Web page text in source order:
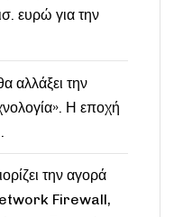
ευρώ για την
αλλάξει την
Η εποχή
την αγορά
Firewall,